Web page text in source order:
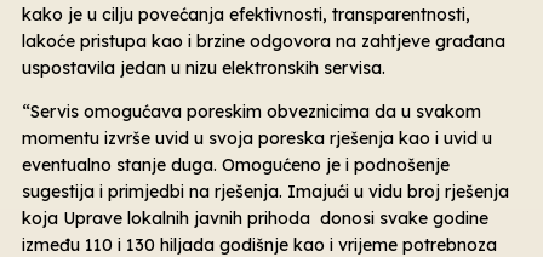
kako je u cilju povećanja efektivnosti, transparentnosti,
lakoće pristupa kao i brzine odgovora na zahtjeve građana
uspostavila jedan u nizu elektronskih servisa.
“Servis omogućava poreskim obveznicima da u svakom
momentu izvrše uvid u svoja poreska rješenja kao i uvid u
eventualno stanje duga. Omogućeno je i podnošenje
sugestija i primjedbi na rješenja. Imajući u vidu broj rješenja
koja Uprave lokalnih javnih prihoda donosi svake godine
između 110 i 130 hiljada godišnje kao i vrijeme potrebnoza